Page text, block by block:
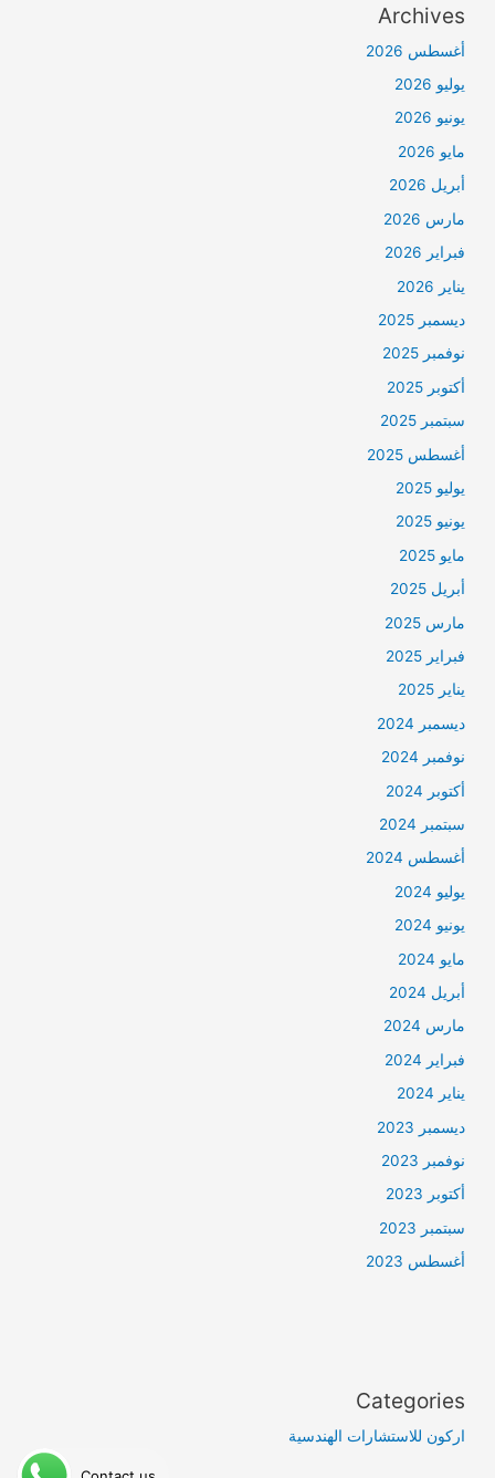
Archives
أغسطس 2026
يوليو 2026
يونيو 2026
مايو 2026
أبريل 2026
مارس 2026
فبراير 2026
يناير 2026
ديسمبر 2025
نوفمبر 2025
أكتوبر 2025
سبتمبر 2025
أغسطس 2025
يوليو 2025
يونيو 2025
مايو 2025
أبريل 2025
مارس 2025
فبراير 2025
يناير 2025
ديسمبر 2024
نوفمبر 2024
أكتوبر 2024
سبتمبر 2024
أغسطس 2024
يوليو 2024
يونيو 2024
مايو 2024
أبريل 2024
مارس 2024
فبراير 2024
يناير 2024
ديسمبر 2023
نوفمبر 2023
أكتوبر 2023
سبتمبر 2023
أغسطس 2023
Categories
اركون للاستشارات الهندسية